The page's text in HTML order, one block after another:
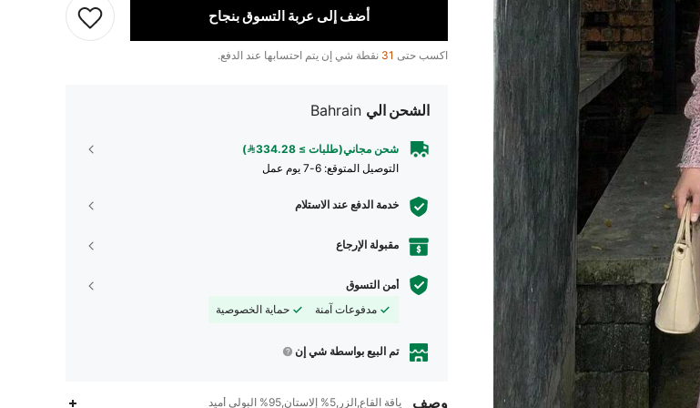
أضف إلى عربة التسوق بنجاح
اكسب حتى 31 نقطة شي إن يتم احتسابها عند الدفع.
الشحن الي Bahrain
شحن مجاني(طلبات ≥ 334.28)
التوصيل المتوقع: 6-7 يوم عمل
خدمة الدفع عند الاستلام
مقبولة الإرجاع
أمن التسوق
مدفوعات آمنة
حماية الخصوصية
تم البيع بواسطة شي إن
وصف ياقة القاع,الزر,5% إلاستان,95% البولي أميد